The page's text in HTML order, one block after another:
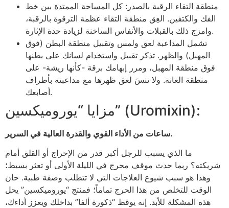
منطقة التقاء الرقبة بالصدر: كل المساحة الممتدة بين خط
الفك والكتفين. العِق منطقة التقاء عظمة الترقوة بالرقبة،
وامزج ذلك بالقبلات والأنفاس الساخنة لزيادة حدة الإثارة.
تشمل المداعبة لعق ولمس وتقبيل منطقة البطن (فوق
المهبل) والظهر. تذكر تقبيل واستخدام لسانك على بطنها
فوق منطقة المهبل، ومرر إبهامك برقة -كأنها ريشة- على
منطقة العانة. ولا تنسَ لعق ظهرها مع مداعبته بأطراف
أصابعك.
مزايا “يوروميكسين” (Uromixin):
ساعات من الأداء القوي والقدرة العالية في السرير.
ما الذي يسبب للرجل أكبر قدر من الإحراج أو القلق أمام
شريكته؟ ربما حدث موقف محرج في الليلة الأولى أو تعثر بسيط؛
وهذا هو سبب شيوع العلاجات التي لا تتطلب وصفة طبية. حان
الوقت للتخلص من هذا الحرج تماماً؛ فمنتج “يوروميكسين” يحل
هذه المشكلة للأبد. إنه يوقظ “ذكورة ألفا” بداخلك ويعزز أداءك،